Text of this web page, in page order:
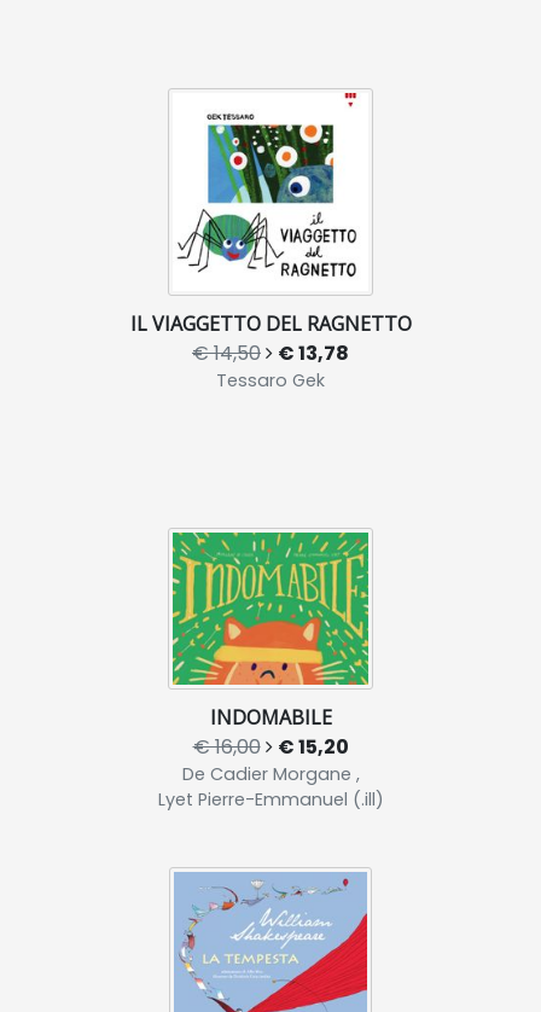
IL VIAGGETTO DEL RAGNETTO
€ 14,50 € 13,78
Tessaro Gek
INDOMABILE
€ 16,00 € 15,20
De Cadier Morgane ,
Lyet Pierre-Emmanuel (.ill)